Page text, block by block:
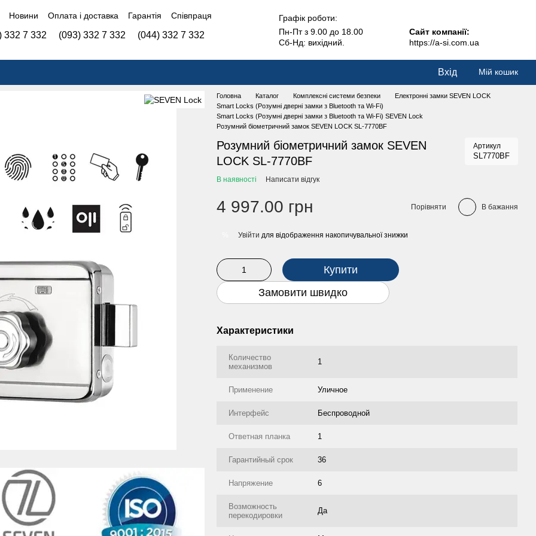
Новини Оплата і доставка Гарантія Співпраця
332 7 332 (093) 332 7 332 (044) 332 7 332
Графік роботи:
Пн-Пт з 9.00 до 18.00
Сб-Нд: вихідний.
Сайт компанії:
https://a-si.com.ua
Вхід Мій кошик
Головна Каталог Комплексні системи безпеки
Електронні замки SEVEN LOCK
Smart Locks (Розумні дверні замки з Bluetooth та Wi-Fi)
Smart Locks (Розумні дверні замки з Bluetooth та Wi-Fi) SEVEN Lock
Розумний біометричний замок SEVEN LOCK SL-7770BF
Розумний біометричний замок SEVEN
LOCK SL-7770BF
Артикул
SL7770BF
В наявності Написати відгук
4 997.00 грн Порівняти В бажання
Увійти для відображення накопичувальної знижки
Купити
Замовити швидко
Характеристики
Количество
механизмов
1
Применение Уличное
Интерфейс Беспроводной
Ответная планка 1
Гарантийный срок 36
Напряжение 6
Возможность
перекодировки
Да